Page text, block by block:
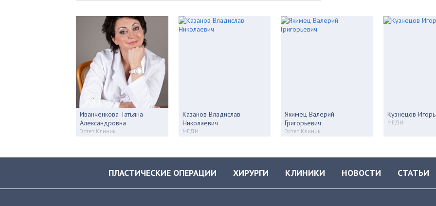
Иванченкова Татьяна
Александровна
Эстет Клиник
Казанов Владислав
Николаевич
МЕДИ
Якимец Валерий
Григорьевич
Эстет Клиник
Кузнецов
МЕДИ
ПЛАСТИЧЕСКИЕ ОПЕРАЦИИ ХИРУРГИ КЛИНИКИ НОВОСТИ СТАТЬИ